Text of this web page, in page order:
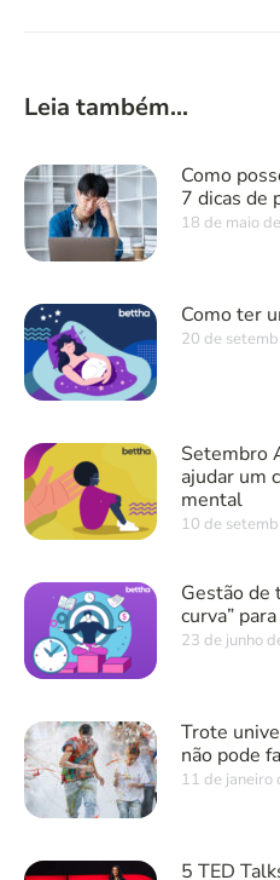
Leia também...
Como
7 dicas de
18 de maio
Como ter
20 de
Setembro
ajudar um
mental
10 de
Gestão de
curva”
23 de junho
Trote
não pode
11 de janeiro
5 TED